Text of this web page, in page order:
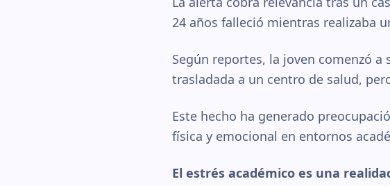
24 años falleció mientras realizaba
Según reportes, la joven comenzó
trasladada a un centro de salud,
Este hecho ha generado
física y emocional en entornos
El estrés académico es una